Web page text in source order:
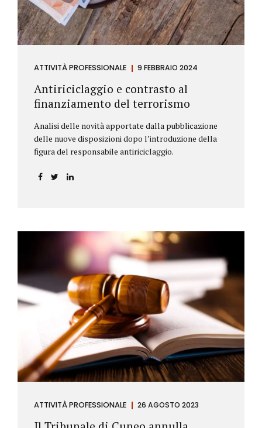
ATTIVITÀ PROFESSIONALE 9 FEBBRAIO 2024
Antiriciclaggio e contrasto al
finanziamento del terrorismo
Analisi delle novità apportate dalla pubblicazione
delle nuove disposizioni dopo l’introduzione della
figura del responsabile antiriciclaggio.
ATTIVITÀ PROFESSIONALE 26 AGOSTO 2023